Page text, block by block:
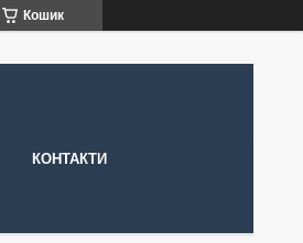
Кошик
КОНТАКТИ